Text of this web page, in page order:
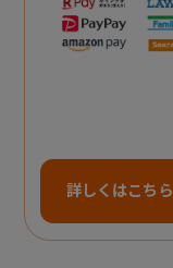
詳しくはこちら